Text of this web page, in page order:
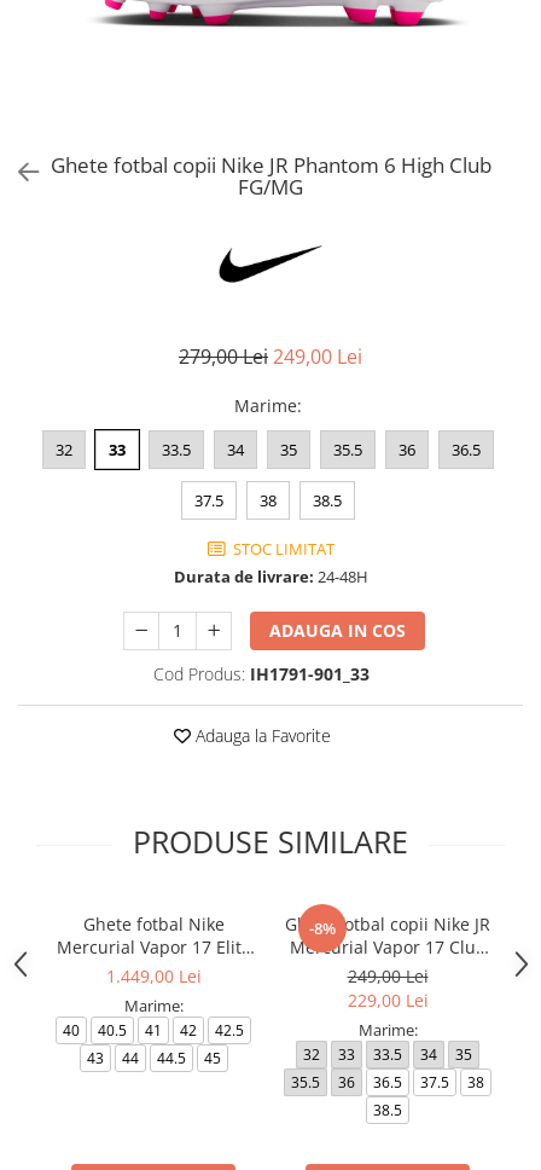
Bluze fotbal copii
Sorturi fotbal femei
Ghete fotbal copii Nike JR Phantom 6 High Club
FG/MG
279,00 Lei249,00 Lei
Marime:
32 33 33.5 34 35 35.5 36 36.5
37.5 38 38.5
STOC LIMITAT
Durata de livrare: 24-48H
ADAUGA IN COS
Cod Produs: IH1791-901_33
Adauga la Favorite
PRODUSE SIMILARE
Ghete fotbal Nike
Mercurial Vapor 17 Elite
FG T Se
1.449,00 Lei
Marime:
40 40.5 41 42
42.5
43
44 44.5 45
-8%
Ghete fotbal copii Nike JR
Mercurial Vapor 17 Club
FG/MG
249,00 Lei
229,00 Lei
Marime:
32 33 33.5 34
35
35.5
36 36.5 37.5
38
38.5